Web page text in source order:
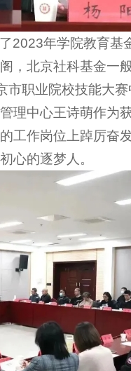
2023年学院教育基
，北京社科基金一
市职业院校技能大
理中心王诗萌作为
工作岗位上踔厉奋
心的逐梦人。